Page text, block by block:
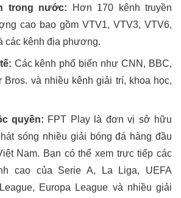
trong nước: Hơn 170 kênh truyền
cao bao gồm VTV1, VTV3, VTV6,
các kênh địa phương.
Các kênh phổ biến như CNN, BBC,
Bros. và nhiều kênh giải trí, khoa học,
quyền: FPT Play là đơn vị sở hữu
sóng nhiều giải bóng đá hàng đầu
Nam. Bạn có thể xem trực tiếp các
cao của Serie A, La Liga, UEFA
Europa League và nhiều giải